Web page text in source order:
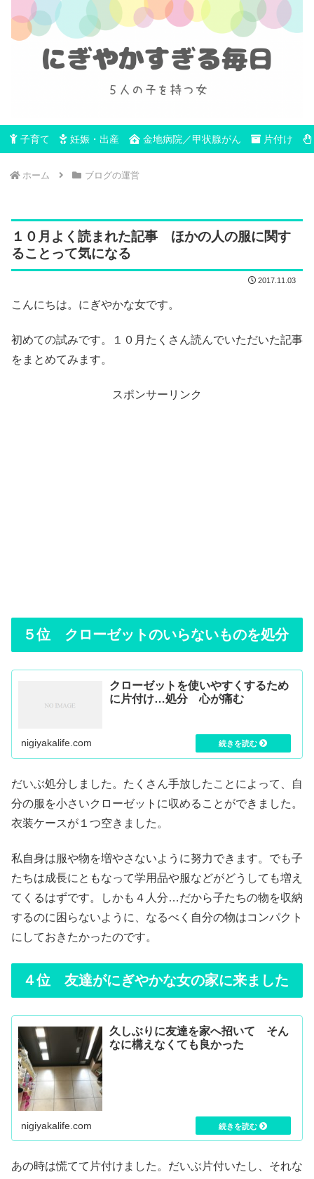
子育て 妊娠・出産 金地病院／甲状腺がん 片付け
ホーム ブログの運営
１０月よく読まれた記事 ほかの人の服に関す
ることって気になる
2017.11.03
こんにちは。にぎやかな女です。
初めての試みです。１０月たくさん読んでいただいた記事
をまとめてみます。
スポンサーリンク
５位 クローゼットのいらないものを処分
クローゼットを使いやすくするため
に片付け…処分 心が痛む
nigiyakalife.com
だいぶ処分しました。たくさん手放したことによって、自
分の服を小さいクローゼットに収めることができました。
衣装ケースが１つ空きました。
私自身は服や物を増やさないように努力できます。でも子
たちは成長にともなって学用品や服などがどうしても増え
てくるはずです。しかも４人分…だから子たちの物を収納
するのに困らないように、なるべく自分の物はコンパクト
にしておきたかったのです。
４位 友達がにぎやかな女の家に来ました
久しぶりに友達を家へ招いて そん
なに構えなくても良かった
nigiyakalife.com
あの時は慌てて片付けました。だいぶ片付いたし、それな